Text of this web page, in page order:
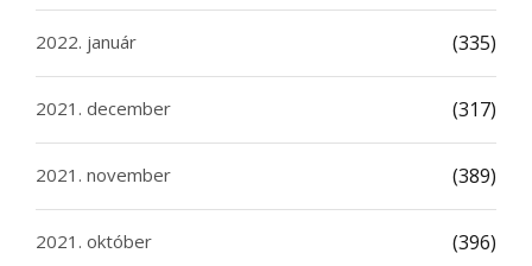
2022. január (335)
2021. december (317)
2021. november (389)
2021. október (396)